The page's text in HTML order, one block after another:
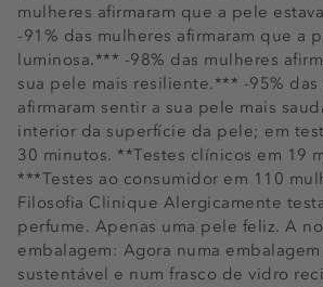
mulheres afirmaram que a pele
-91% das mulheres afirmaram que a
luminosa.*** -98% das mulheres
sua pele mais resiliente.*** -95% das
afirmaram sentir a sua pele mais
interior da superfície da pele; em
30 minutos. **Testes clínicos em 19
***Testes ao consumidor em 110
Filosofia Clinique Alergicamente
perfume. Apenas uma pele feliz. A
embalagem: Agora numa embalagem
sustentável e num frasco de vidro